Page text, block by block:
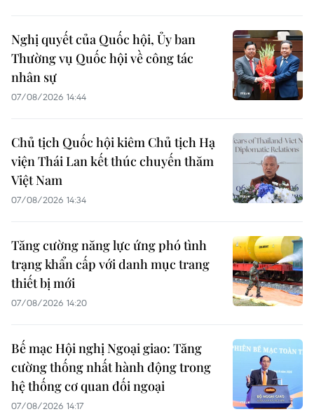
Nghị quyết của Quốc hội, Ủy ban
Thường vụ Quốc hội về công tác
nhân sự
07/08/2026 14:44
Chủ tịch Quốc hội kiêm Chủ tịch Hạ
viện Thái Lan kết thúc chuyến thăm
Việt Nam
07/08/2026 14:34
Tăng cường năng lực ứng phó tình
trạng khẩn cấp với danh mục trang
thiết bị mới
07/08/2026 14:20
Bế mạc Hội nghị Ngoại giao: Tăng
cường thống nhất hành động trong
hệ thống cơ quan đối ngoại
07/08/2026 14:17